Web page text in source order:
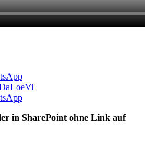
in SharePoint ohne Link auf